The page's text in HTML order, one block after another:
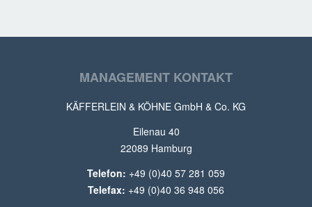
MANAGEMENT KONTAKT
KÄFFERLEIN & KÖHNE GmbH & Co. KG
Eilenau 40
22089 Hamburg
Telefon: +49 (0)40 57 281 059
Telefax: +49 (0)40 36 948 056